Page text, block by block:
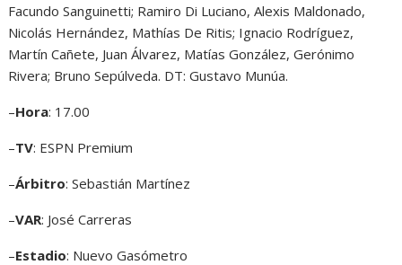
Facundo Sanguinetti; Ramiro Di Luciano, Alexis Maldonado,
Nicolás Hernández, Mathías De Ritis; Ignacio Rodríguez,
Martín Cañete, Juan Álvarez, Matías González, Gerónimo
Rivera; Bruno Sepúlveda. DT: Gustavo Munúa.
–Hora: 17.00
–TV: ESPN Premium
–Árbitro: Sebastián Martínez
–VAR: José Carreras
–Estadio: Nuevo Gasómetro